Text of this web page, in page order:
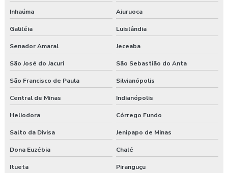
Inhaúma Aiuruoca
Galiléia Luislândia
Senador Amaral Jeceaba
São José do Jacuri São Sebastião do Anta
São Francisco de Paula Silvianópolis
Central de Minas Indianópolis
Heliodora Córrego Fundo
Salto da Divisa Jenipapo de Minas
Dona Euzébia Chalé
Itueta Piranguçu